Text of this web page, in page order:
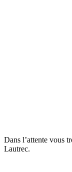
Dans l’attente vous
Lautrec.